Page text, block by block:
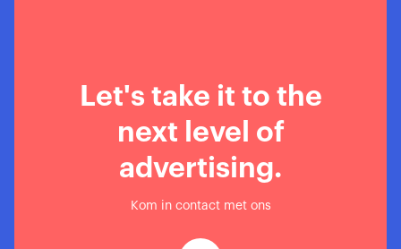
Let's take it to the
next level of
advertising.
Kom in contact met ons